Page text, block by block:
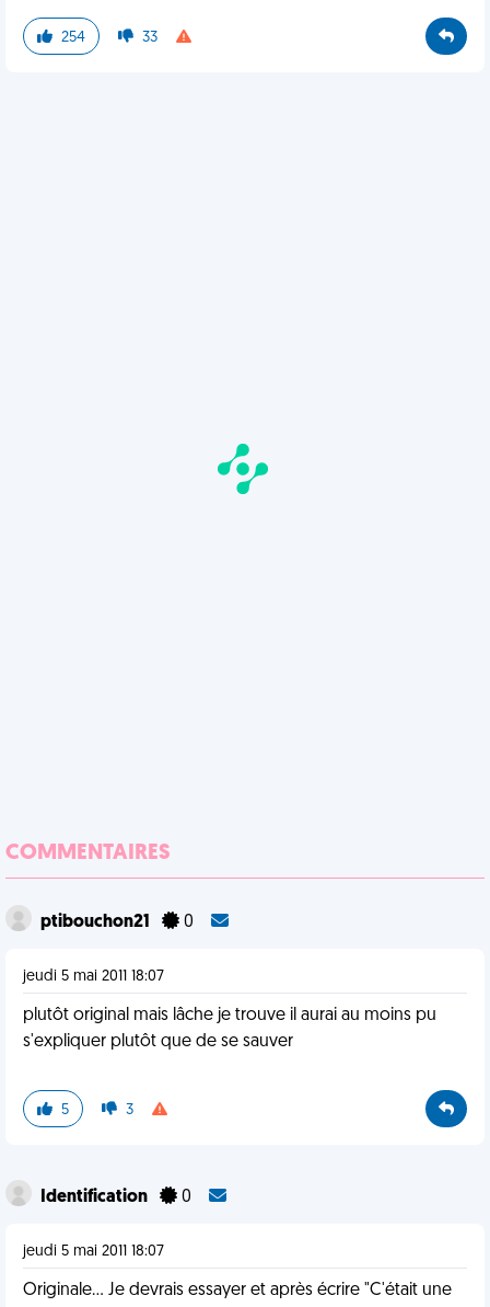
254 33
COMMENTAIRES
ptibouchon21 0
jeudi 5 mai 2011 18:07
plutôt original mais lâche je trouve il aurai au moins pu
s'expliquer plutôt que de se sauver
5 3
Identification 0
jeudi 5 mai 2011 18:07
Originale... Je devrais essayer et après écrire "C'était une